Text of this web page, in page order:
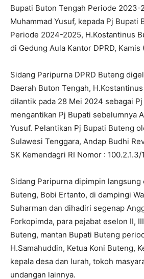
Bupati Buton Tengah Periode 2023-
Muhammad Yusuf, kepada Pj Bupati
Periode 2024-2025, H.Kostantinus
di Gedung Aula Kantor DPRD,
Sidang Paripurna DPRD Buteng
Daerah Buton Tengah,
dilantik pada 28 Mei 2024 sebagai
mengantikan Pj Bupati sebelumnya
Yusuf. Pelantikan Pj Bupati Buteng
Sulawesi Tenggara, Andap Budhi
SK Kemendagri RI Nomor :
Sidang Paripurna dipimpin langsung
Buteng, Bobi Ertanto, di dampingi
Suharman dan dihadiri segenap
Forkopimda, para pejabat eselon II,
Buteng, mantan Bupati Buteng
H.Samahuddin, Ketua Koni Buteng,
kepala desa dan lurah, tokoh
undangan lainnya.